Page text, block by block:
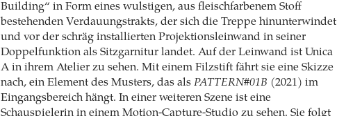
Building“ in Form eines wulstigen, aus fleischfarbenem Stoff
bestehenden Verdauungstrakts, der sich die Treppe hinunterwindet
und vor der schräg installierten Projektionsleinwand in seiner
Doppelfunktion als Sitzgarnitur landet. Auf der Leinwand ist Unica
A in ihrem Atelier zu sehen. Mit einem Filzstift fährt sie eine Skizze
nach, ein Element des Musters, das als PATTERN#01B (2021) im
Eingangsbereich hängt. In einer weiteren Szene ist eine
Schauspielerin in einem Motion-Capture-Studio zu sehen. Sie folgt